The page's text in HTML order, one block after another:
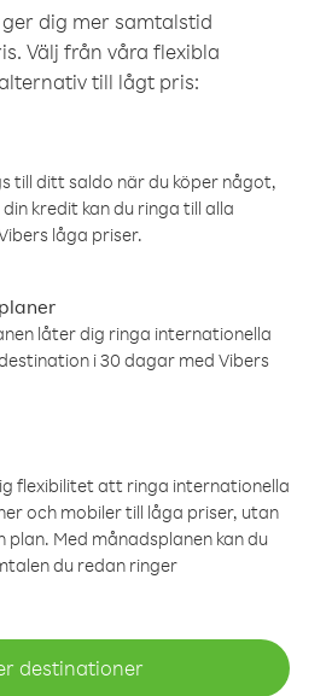
dig mer samtalstid
Välj från våra flexibla
till lågt pris:
till ditt saldo när du köper något,
kredit kan du ringa till alla
låga priser.
låter dig ringa internationella
i 30 dagar med Vibers
flexibilitet att ringa internationella
och mobiler till låga priser, utan
Med månadsplanen kan du
du redan ringer
destinationer